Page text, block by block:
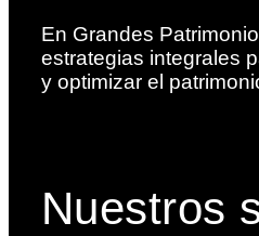
En Grandes
estrategias integrales
y optimizar el
Nuestros